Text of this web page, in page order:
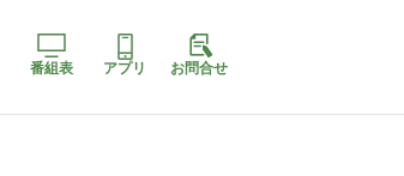
番組表 アプリ お問合せ